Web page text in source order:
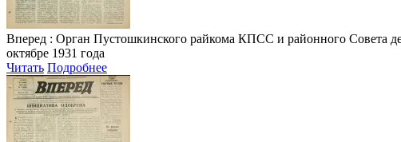
Вперед : Орган Пустошкинского райкома КПСС и районного Совета
октябре 1931 года
Читать Подробнее